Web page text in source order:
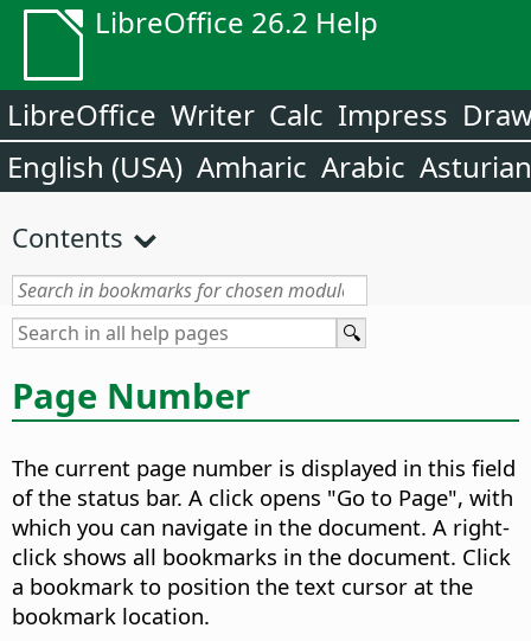
LibreOffice 26.2 Help
LibreOffice Writer Calc Impress
English (USA) Amharic Arabic Asturian
Contents
Page Number
The current page number is displayed in this field
of the status bar. A click opens "Go to Page", with
which you can navigate in the document. A right-
click shows all bookmarks in the document. Click
a bookmark to position the text cursor at the
bookmark location.